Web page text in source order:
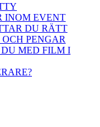
INOM EVENT
DU RÄTT
PENGAR
MED FILM I